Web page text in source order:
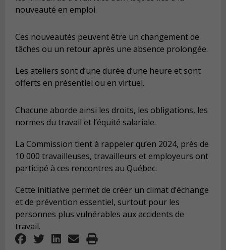
nouveauté en emploi.
Ces nouveautés peuvent être un changement de
tâches ou un retour après une absence prolongée.
Les ateliers sont d’une durée d’une heure et sont
offerts en présentiel ou en virtuel.
Chacune aborde ainsi les droits, les obligations, les
normes du travail et l’équité salariale.
La Commission tient à rappeler qu’en 2024, près de
10 000 travailleuses, travailleurs et employeurs ont
participé à ces rencontres au Québec.
Cette initiative permet de créer un climat d’échange
et de prévention essentiel, surtout pour les
personnes plus vulnérables aux accidents de
travail.